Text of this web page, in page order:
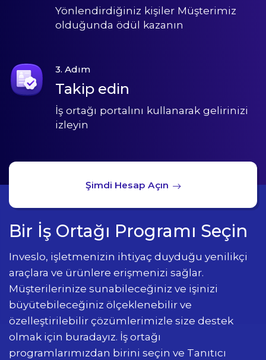
Yönlendirdiğiniz kişiler Müşterimiz
olduğunda ödül kazanın
3. Adım
Takip edin
İş ortağı portalını kullanarak gelirinizi
izleyin
Şimdi Hesap Açın
Bir İş Ortağı Programı Seçin
Inveslo, işletmenizin ihtiyaç duyduğu yenilikçi
araçlara ve ürünlere erişmenizi sağlar.
Müşterilerinize sunabileceğiniz ve işinizi
büyütebileceğiniz ölçeklenebilir ve
özelleştirilebilir çözümlerimizle size destek
olmak için buradayız. İş ortağı
programlarımızdan birini seçin ve Tanıtıcı